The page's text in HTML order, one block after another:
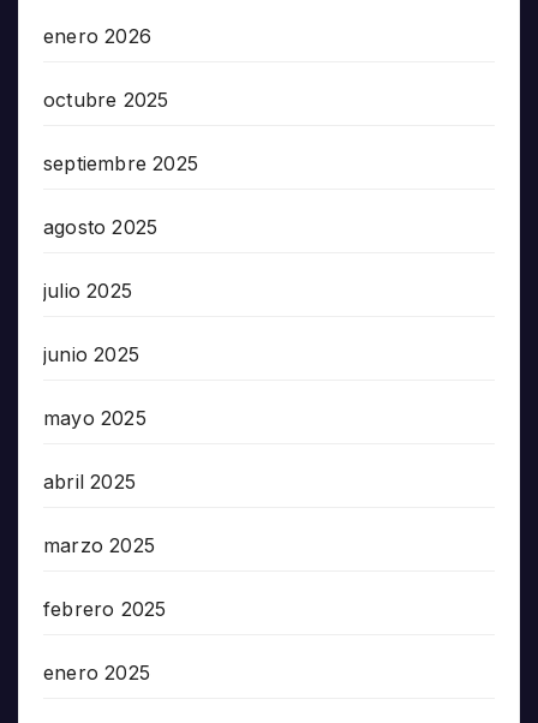
enero 2026
octubre 2025
septiembre 2025
agosto 2025
julio 2025
junio 2025
mayo 2025
abril 2025
marzo 2025
febrero 2025
enero 2025